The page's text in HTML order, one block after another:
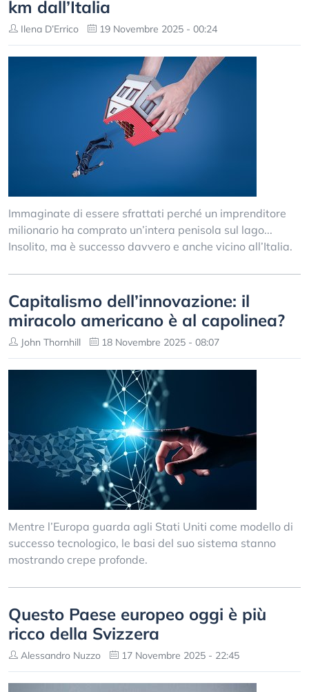
km dall’Italia
Ilena D’Errico 19 Novembre 2025 - 00:24
Immaginate di essere sfrattati perché un imprenditore
milionario ha comprato un’intera penisola sul lago...
Insolito, ma è successo davvero e anche vicino all’Italia.
Capitalismo dell’innovazione: il
miracolo americano è al capolinea?
John Thornhill 18 Novembre 2025 - 08:07
Mentre l’Europa guarda agli Stati Uniti come modello di
successo tecnologico, le basi del suo sistema stanno
mostrando crepe profonde.
Questo Paese europeo oggi è più
ricco della Svizzera
Alessandro Nuzzo 17 Novembre 2025 - 22:45